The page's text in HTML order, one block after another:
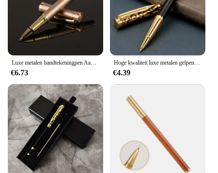
€6.73
Hoge kwaliteit luxe metalen gelpen sculptuur patroon roller pen kantoor school stationaire pen 1,0 mm aangepast logo naam cadeau
€4.39